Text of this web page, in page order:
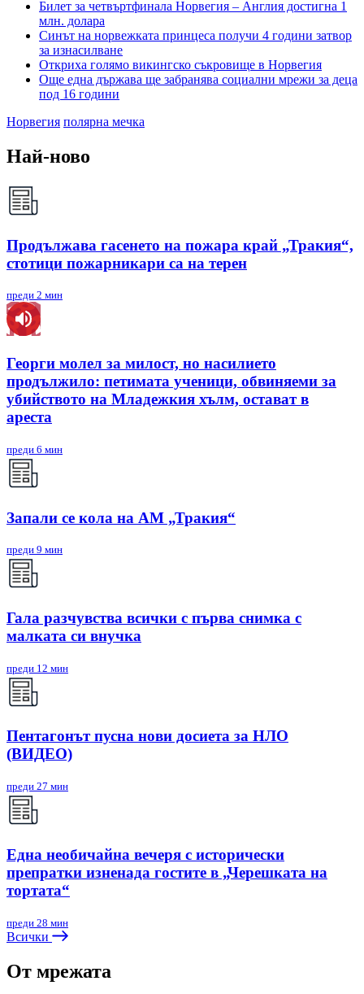
Билет за четвъртфинала Норвегия – Англия достигна 1
млн. долара
Синът на норвежката принцеса получи 4 години затвор
за изнасилване
Откриха голямо викингско съкровище в Норвегия
Още една държава ще забранява социални мрежи за деца
под 16 години
Норвегия полярна мечка
Най-ново
Продължава гасенето на пожара край „Тракия“,
стотици пожарникари са на терен
преди 2 мин
Георги молел за милост, но насилието
продължило: петимата ученици, обвиняеми за
убийството на Младежкия хълм, остават в
ареста
преди 6 мин
Запали се кола на АМ „Тракия“
преди 9 мин
Гала разчувства всички с първа снимка с
малката си внучка
преди 12 мин
Пентагонът пусна нови досиета за НЛО
(ВИДЕО)
преди 27 мин
Една необичайна вечеря с исторически
препратки изненада гостите в „Черешката на
тортата“
преди 28 мин
Всички
От мрежата